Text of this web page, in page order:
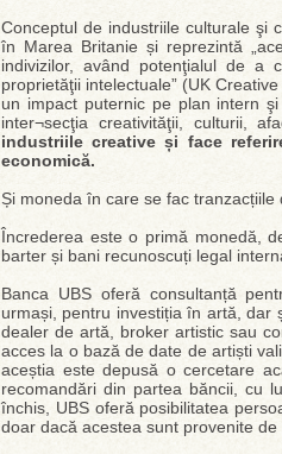
Conceptul de industriile culturale şi
în Marea Britanie și reprezintă
indivizilor, având potenţialul de a
proprietăţii intelectuale” (UK
un impact puternic pe plan intern
inter¬secţia creativităţii, culturii,
industriile creative și face
economică.
Și moneda în care se fac
Încrederea este o primă monedă,
barter și bani recunoscuți legal
Banca UBS oferă consultanță
urmași, pentru investiția în artă, dar
dealer de artă, broker artistic sau
acces la o bază de date de artiști
aceștia este depusă o cercetare
recomandări din partea băncii, cu
închis, UBS oferă posibilitatea
doar dacă acestea sunt provenite